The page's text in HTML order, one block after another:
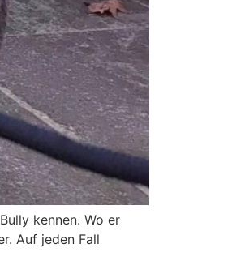
kennen. Wo er
Auf jeden Fall